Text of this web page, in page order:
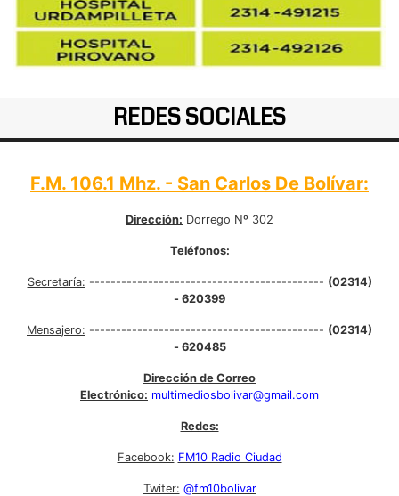
REDES SOCIALES
F.M. 106.1 Mhz. - San Carlos De Bolívar:
Dirección: Dorrego Nº 302
Teléfonos:
Secretaría: -------------------------------------------- (02314)
- 620399
Mensajero: -------------------------------------------- (02314)
- 620485
Dirección de Correo
Electrónico: multimediosbolivar@gmail.com
Redes:
Facebook: FM10 Radio Ciudad
Twiter: @fm10bolivar